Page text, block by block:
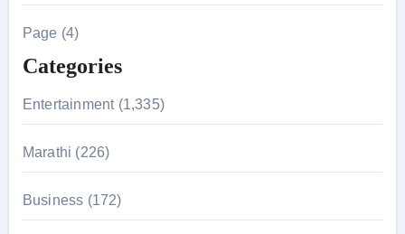
o
r
:
Page (4)
Categories
Entertainment (1,335)
Marathi (226)
Business (172)